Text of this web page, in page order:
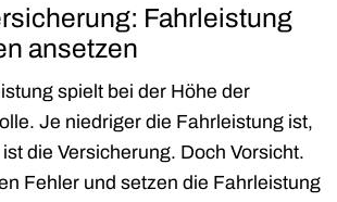
Fahrleistung
ansetzen
spielt bei der Höhe der
Je niedriger die Fahrleistung ist,
die Versicherung. Doch Vorsicht.
Fehler und setzen die Fahrleistung